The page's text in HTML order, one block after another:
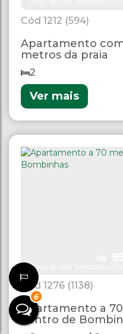
6
1212 (594)
Apartamento
metros da praia
2
Ver mais
1276 (1138)
Preço de Alta Temporada
Apartamento a
centro de